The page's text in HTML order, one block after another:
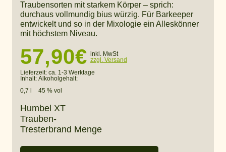
Traubensorten mit starkem Körper – sprich:
durchaus vollmundig bius würzig. Für Barkeeper
entwickelt und so in der Mixologie ein Alleskönner
mit höchstem Niveau.
57,90€ inkl. MwSt
zzgl. Versand
Lieferzeit: ca. 1-3 Werktage
Inhalt:
0,7 l
Alkoholgehalt:
45 % vol
Humbel XT
Trauben-
Tresterbrand Menge